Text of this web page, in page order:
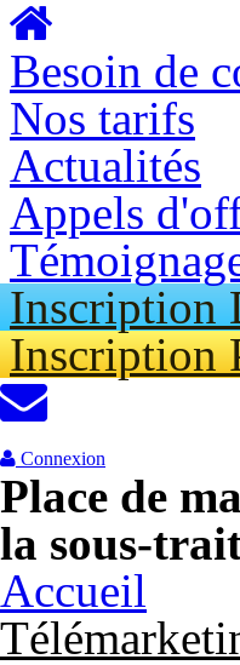
Aller au contenu principal
Besoin de
Nos tarifs
Actualités
Appels
Inscription
Inscription
Connexion
Place de
la sous-
Accueil